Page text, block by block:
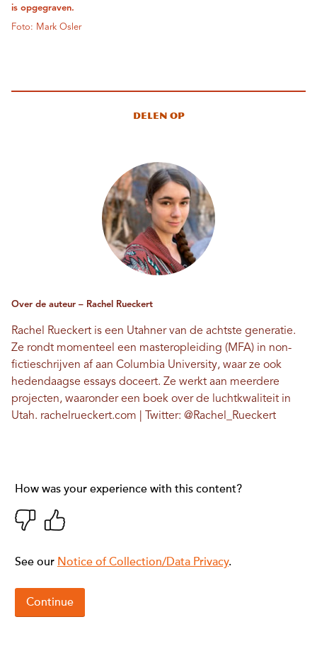
is opgegraven.
Foto: Mark Osler
Delen op
Over de auteur – Rachel Rueckert
Rachel Rueckert is een Utahner van de achtste generatie.
Ze rondt momenteel een masteropleiding (MFA) in non-
fictieschrijven af ​​aan Columbia University, waar ze ook
hedendaagse essays doceert. Ze werkt aan meerdere
projecten, waaronder een boek over de luchtkwaliteit in
Utah. rachelrueckert.com | Twitter: @Rachel_Rueckert